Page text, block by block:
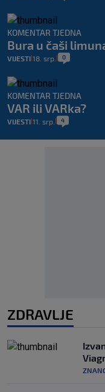
KOMENTAR TJEDNA
Bura u čaši
VIJESTI 18. srp. 0
KOMENTAR TJEDNA
VAR ili VARka?
VIJESTI 11. srp. 4
ZDRAVLJE